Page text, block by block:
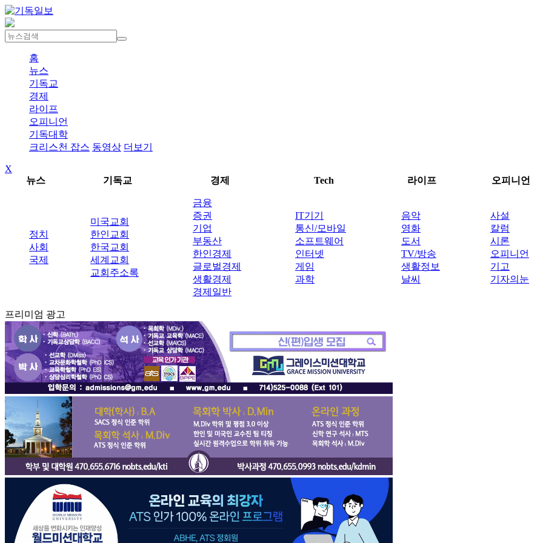
홈
뉴스
기독교
경제
라이프
오피니언
기독대학
크리스천 잡스 동영상 더보기
X
뉴스
기독교 경제 Tech 라이프 오피니언
정치
사회
국제
미국교회
한인교회
한국교회
세계교회
교회주소록
금융
증권
기업
부동산
한인경제
글로벌경제
생활경제
경제일반
IT기기
통신/모바일
소프트웨어
인터넷
게임
과학
음악
영화
도서
TV/방송
생활정보
날씨
사설
칼럼
시론
오피니언
기고
기자의눈
프리미엄 광고